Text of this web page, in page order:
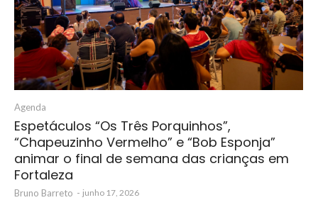
Agenda
Espetáculos “Os Três Porquinhos”,
“Chapeuzinho Vermelho” e “Bob Esponja”
animar o final de semana das crianças em
Fortaleza
Bruno Barreto - junho 17, 2026